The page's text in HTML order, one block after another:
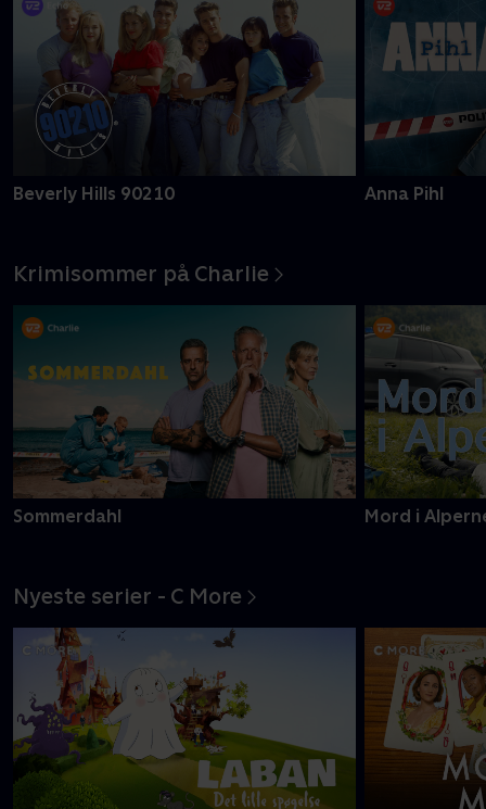
Beverly Hills 90210 Anna Pihl
Krimisommer på Charlie
Sommerdahl Mord i
Nyeste serier - C More